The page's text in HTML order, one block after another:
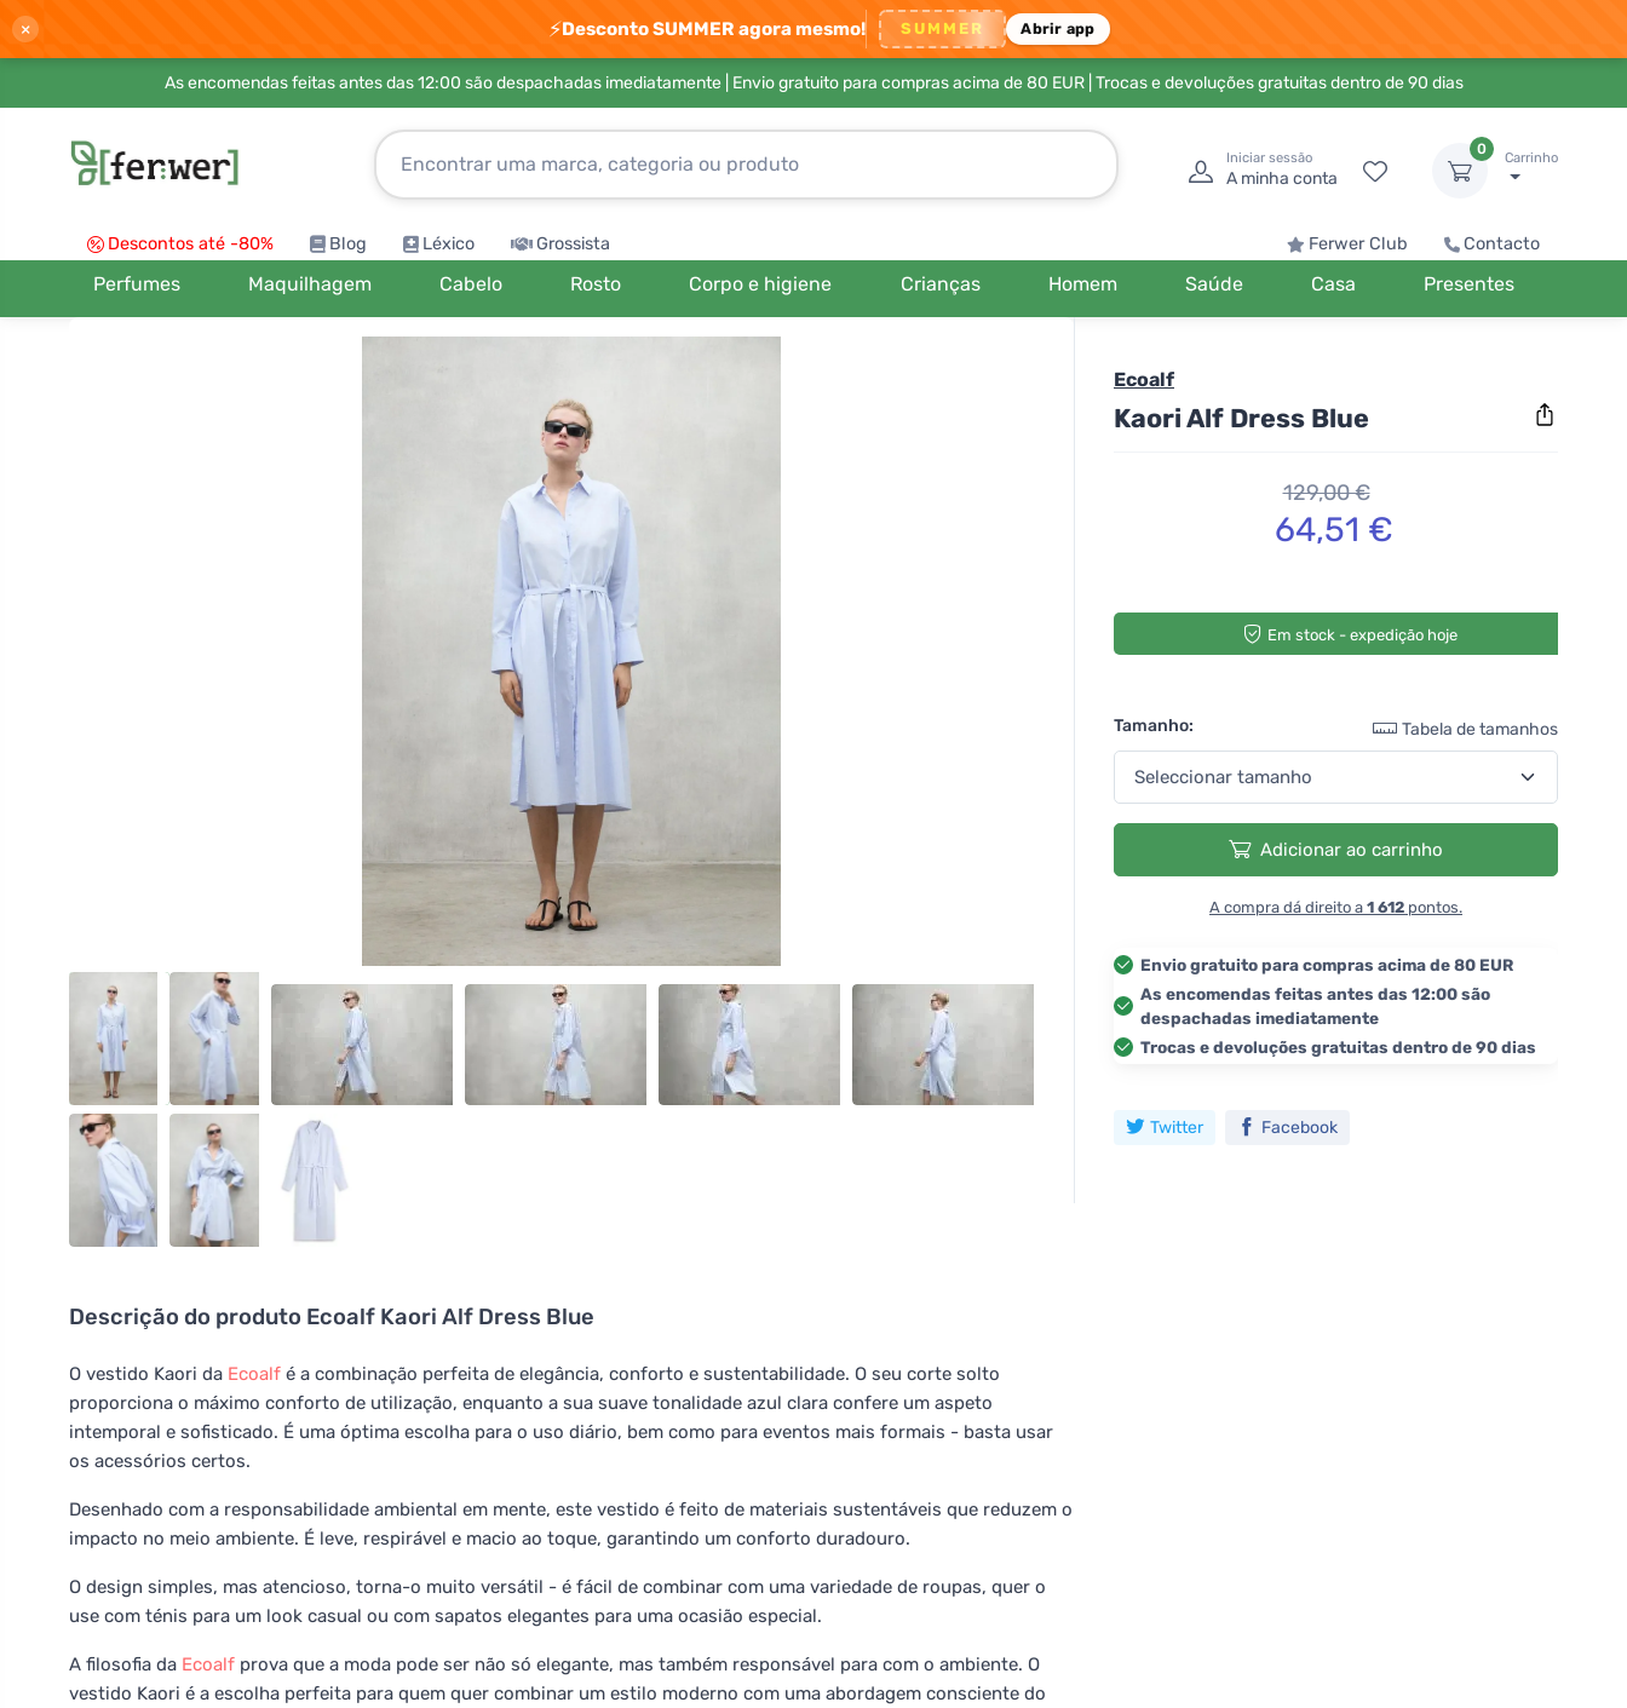
× ⚡Desconto SUMMER agora mesmo! SUMMER Abrir app
As encomendas feitas antes das 12:00 são despachadas imediatamente | Envio gratuito para compras acima de 80 EUR| Trocas e devoluções gratuitas dentro de 90 dias
Iniciar sessão
A minha conta
0
Carrinho
Descontos até -80% Blog Léxico Grossista Ferwer Club Contacto
Perfumes Maquilhagem Cabelo Rosto Corpo e higiene Crianças Homem Saúde Casa Presentes
Descrição do produto Ecoalf Kaori Alf Dress Blue
O vestido Kaori da Ecoalf é a combinação perfeita de elegância, conforto e sustentabilidade. O seu corte solto
proporciona o máximo conforto de utilização, enquanto a sua suave tonalidade azul clara confere um aspeto
intemporal e sofisticado. É uma óptima escolha para o uso diário, bem como para eventos mais formais - basta usar
os acessórios certos.
Desenhado com a responsabilidade ambiental em mente, este vestido é feito de materiais sustentáveis que reduzem o
impacto no meio ambiente. É leve, respirável e macio ao toque, garantindo um conforto duradouro.
O design simples, mas atencioso, torna-o muito versátil - é fácil de combinar com uma variedade de roupas, quer o
use com ténis para um look casual ou com sapatos elegantes para uma ocasião especial.
A filosofia da Ecoalf prova que a moda pode ser não só elegante, mas também responsável para com o ambiente. O
vestido Kaori é a escolha perfeita para quem quer combinar um estilo moderno com uma abordagem consciente do
Ecoalf
Kaori Alf Dress Blue
129,00 €
64,51 €
Em stock - expedição hoje
Tamanho: Tabela de tamanhos
Adicionar ao carrinho
A compra dá direito a 1 612 pontos.
Envio gratuito para compras acima de 80 EUR
As encomendas feitas antes das 12:00 são
despachadas imediatamente
Trocas e devoluções gratuitas dentro de 90 dias
Twitter Facebook